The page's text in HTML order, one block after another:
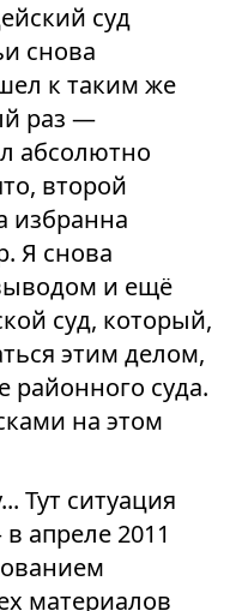
суд
снова
к таким же
раз —
абсолютно
второй
избранна
Я снова
и ещё
суд, который,
этим делом,
районного суда.
на этом
Тут ситуация
апреле 2011
материалов